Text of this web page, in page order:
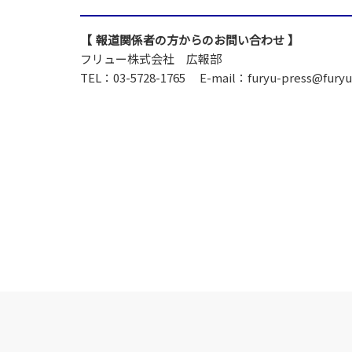
報道関係者の方からのお問い合わせ
フリュー株式会社 広報部
TEL：03-5728-1765
E-mail：furyu-